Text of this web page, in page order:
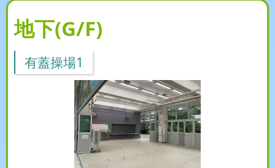
地下(G/F)
有蓋操場1